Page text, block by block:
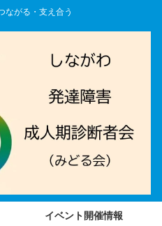
ながる・支え合う
イベント開催情報